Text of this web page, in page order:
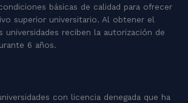
básicas de calidad para ofrecer
superior universitario. Al obtener el
universidades reciben la autorización de
6 años.
con licencia denegada que ha